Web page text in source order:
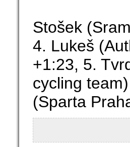
Stošek
4. Lukeš
+1:23, 5.
cycling
(Sparta